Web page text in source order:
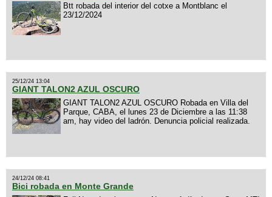
Btt robada del interior del cotxe a Montblanc el
23/12/2024
25/12/24 13:04
GIANT TALON2 AZUL OSCURO
GIANT TALON2 AZUL OSCURO Robada en Villa del
Parque, CABA, el lunes 23 de Diciembre a las 11:38
am, hay video del ladrón. Denuncia policial realizada.
24/12/24 08:41
Bici robada en Monte Grande